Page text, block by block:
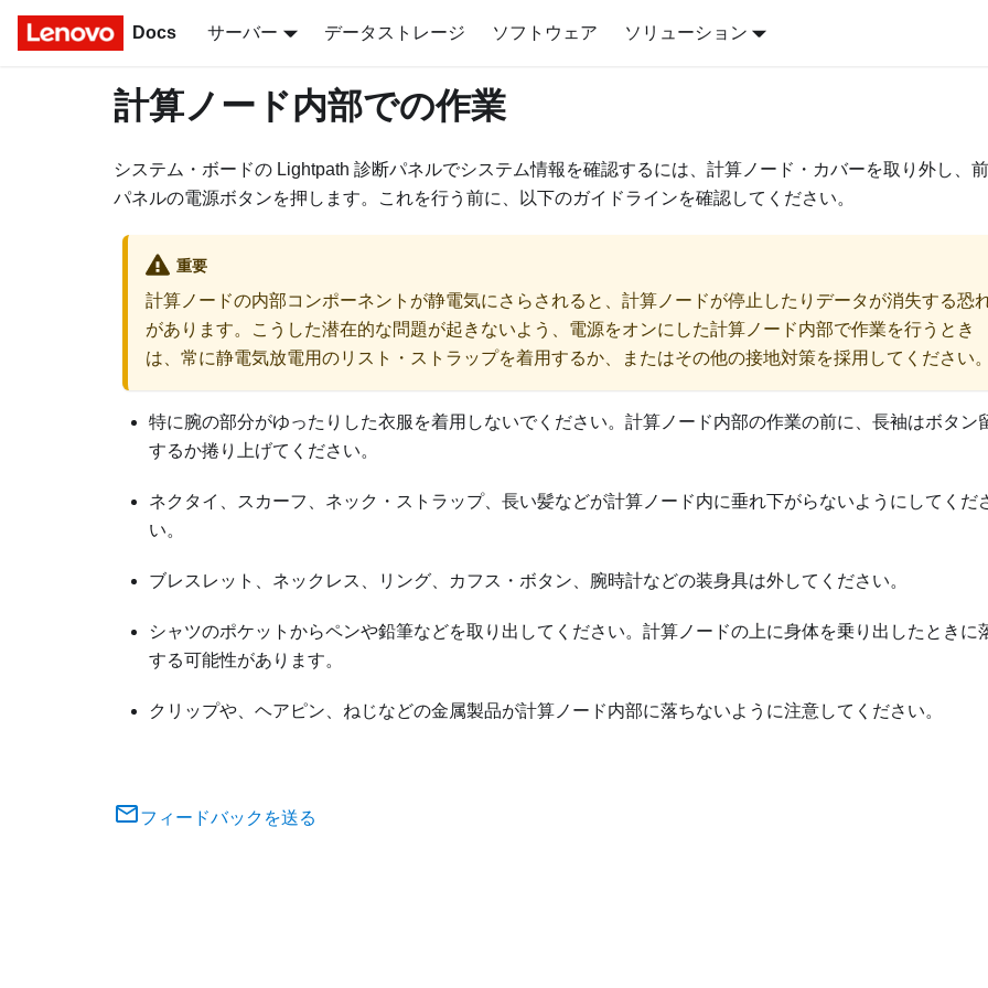
Docs サーバー データストレージ ソフトウェア ソリューション
計算ノード内部での作業
システム・ボードの Lightpath 診断パネルでシステム情報を確認するには、計算ノード・カバーを取り外し、
パネルの電源ボタンを押します。これを行う前に、以下のガイドラインを確認してください。
重要
計算ノードの内部コンポーネントが静電気にさらされると、計算ノードが停止したりデータが消失する恐
があります。こうした潜在的な問題が起きないよう、電源をオンにした計算ノード内部で作業を行うとき
は、常に静電気放電用のリスト・ストラップを着用するか、またはその他の接地対策を採用してください
特に腕の部分がゆったりした衣服を着用しないでください。計算ノード内部の作業の前に、長袖はボタン
するか捲り上げてください。
ネクタイ、スカーフ、ネック・ストラップ、長い髪などが計算ノード内に垂れ下がらないようにしてくだ
い。
ブレスレット、ネックレス、リング、カフス・ボタン、腕時計などの装身具は外してください。
シャツのポケットからペンや鉛筆などを取り出してください。計算ノードの上に身体を乗り出したときに
する可能性があります。
クリップや、ヘアピン、ねじなどの金属製品が計算ノード内部に落ちないように注意してください。
フィードバックを送る